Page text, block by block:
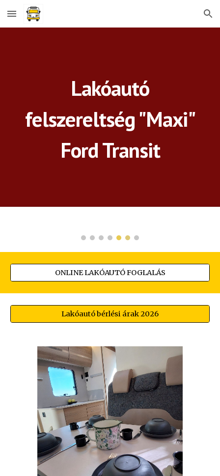
Skip to main content Skip to navigation
Lakóautó
felszereltség "Maxi"
Ford Transit
ONLINE LAKÓAUTÓ FOGLALÁS
Lakóautó bérlési árak 2026